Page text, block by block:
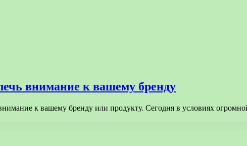
внимание к вашему бренду
к вашему бренду или продукту. Сегодня в условиях